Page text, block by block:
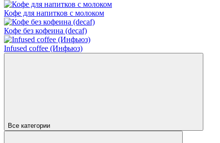
Кофе для напитков с молоком
Кофе без кофеина (decaf)
Infused coffee (Инфьюз)
Все категории